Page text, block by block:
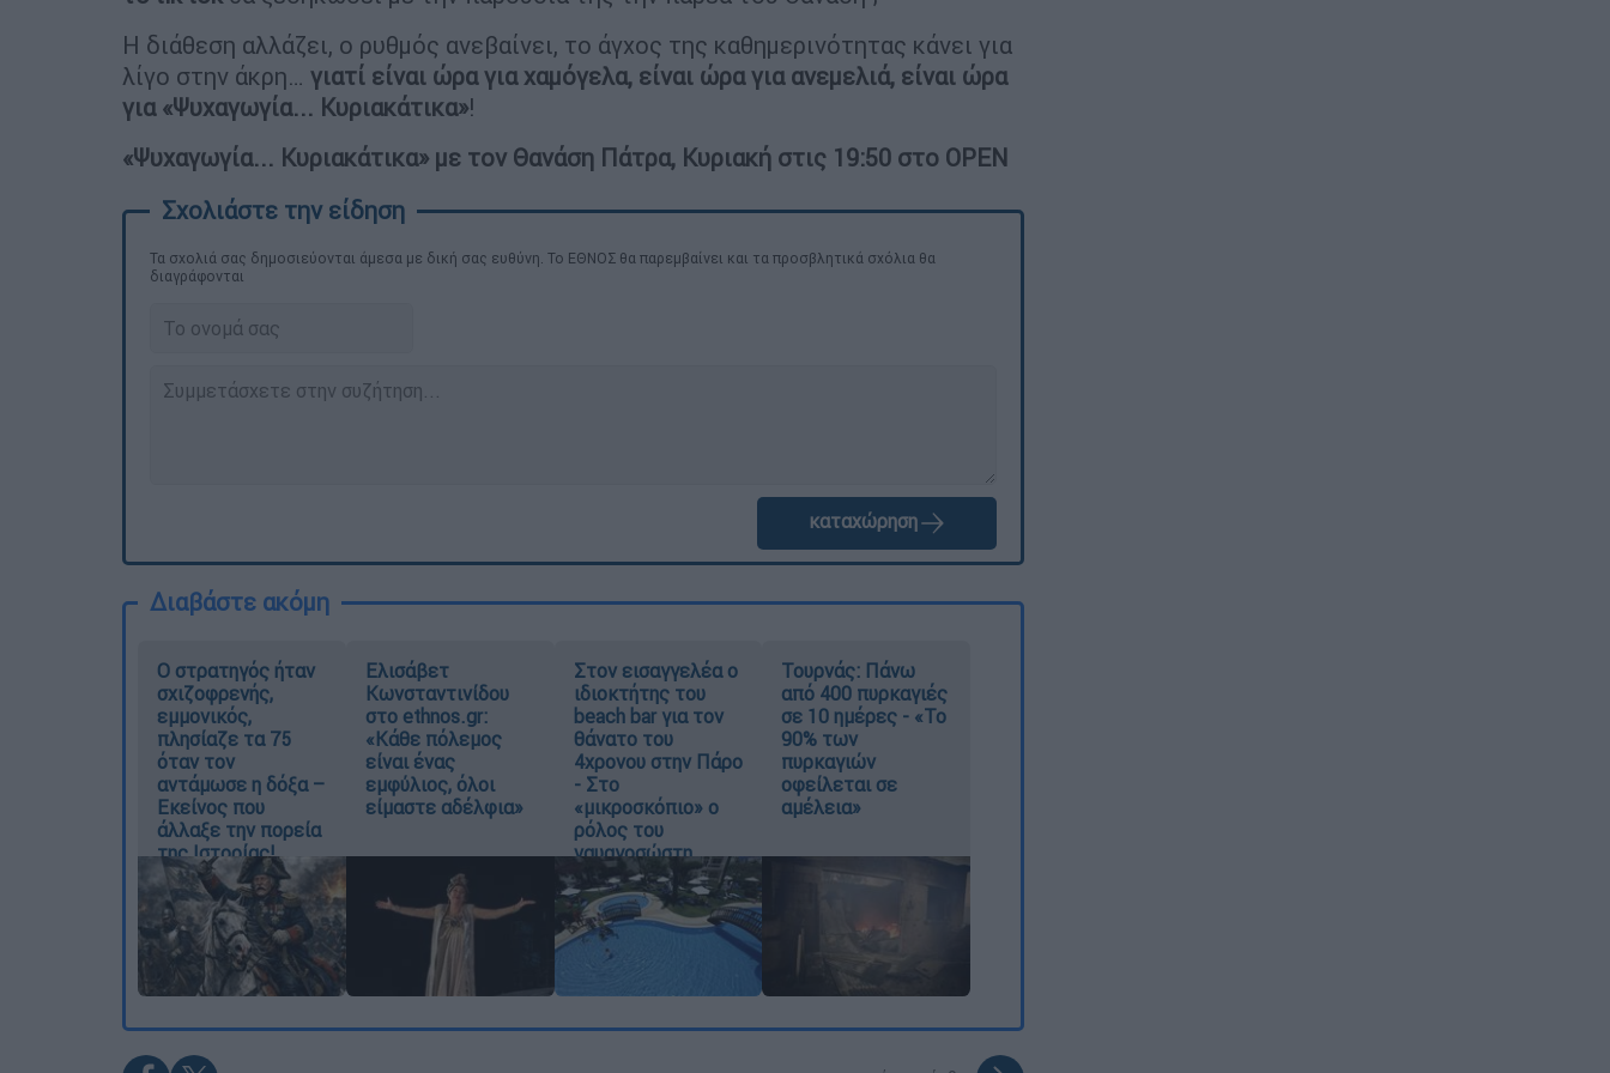
Η διάθεση αλλάζει, ο ρυθμός ανεβαίνει, το άγχος της καθημερινότητας κάνει για
λίγο στην άκρη… γιατί είναι ώρα για χαμόγελα, είναι ώρα για ανεμελιά, είναι ώρα
για «Ψυχαγωγία... Κυριακάτικα»!
«Ψυχαγωγία... Κυριακάτικα» με τον Θανάση Πάτρα, Κυριακή στις 19:50 στο OPEN
Τα σχολιά σας δημοσιεύονται άμεσα με δική σας ευθύνη. Το ΕΘΝΟΣ θα παρεμβαίνει και τα προσβλητικά σχόλια θα
διαγράφονται
καταχώρηση
Διαβάστε ακόμη
O στρατηγός ήταν
σχιζοφρενής,
εμμονικός,
πλησίαζε τα 75
όταν τον
αντάμωσε η δόξα –
Εκείνος που
άλλαξε την πορεία
της Ιστορίας!
Ελισάβετ
Κωνσταντινίδου
στο ethnos.gr:
«Κάθε πόλεμος
είναι ένας
εμφύλιος, όλοι
είμαστε αδέλφια»
Στον εισαγγελέα ο
ιδιοκτήτης του
beach bar για τον
θάνατο του
4χρονου στην Πάρο
- Στο
«μικροσκόπιο» ο
ρόλος του
ναυαγοσώστη
Τουρνάς: Πάνω
από 400 πυρκαγιές
σε 10 ημέρες - «Το
90% των
πυρκαγιών
οφείλεται σε
αμέλεια»